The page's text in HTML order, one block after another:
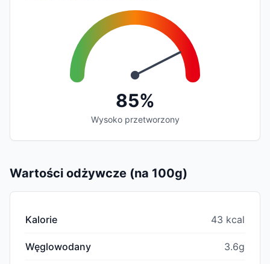
85%
Wysoko przetworzony
Wartości odżywcze (na 100g)
Kalorie 43 kcal
Węglowodany 3.6g